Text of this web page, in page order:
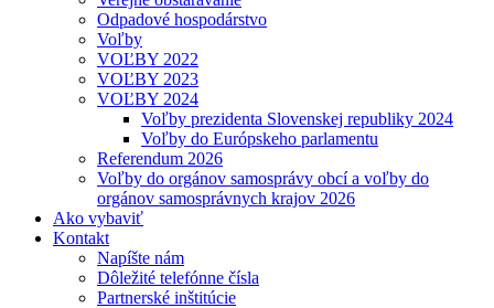
Odpadové hospodárstvo
Voľby
VOĽBY 2022
VOĽBY 2023
VOĽBY 2024
Voľby prezidenta Slovenskej republiky 2024
Voľby do Európskeho parlamentu
Referendum 2026
Voľby do orgánov samosprávy obcí a voľby do
orgánov samosprávnych krajov 2026
Ako vybaviť
Kontakt
Napíšte nám
Dôležité telefónne čísla
Partnerské inštitúcie